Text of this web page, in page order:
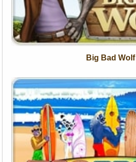
Big Bad Wolf